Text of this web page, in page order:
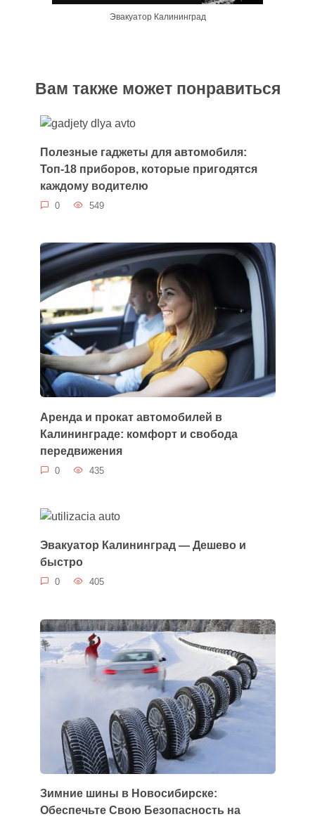
Эвакуатор Калининград
Вам также может понравиться
Полезные гаджеты для автомобиля:
Топ-18 приборов, которые пригодятся
каждому водителю
0 549
Аренда и прокат автомобилей в
Калининграде: комфорт и свобода
передвижения
0 435
Эвакуатор Калининград — Дешево и
быстро
0 405
Зимние шины в Новосибирске:
Обеспечьте Свою Безопасность на